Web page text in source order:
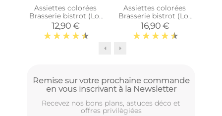
Assiettes colorées
Brasserie bistrot (Lot
de 6) (Assiettes plates
- 21,5 cm)
12,90 €
Assiettes colorées
Brasserie bistrot (Lot
de 6) (Assiettes plates
- 27 cm)
16,90 €
Remise sur votre prochaine commande
en vous inscrivant à la Newsletter
Recevez nos bons plans, astuces déco et
offres privilègiées